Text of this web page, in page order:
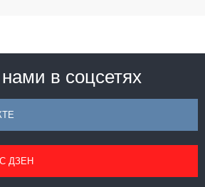
в соцсетях
ДЗЕН